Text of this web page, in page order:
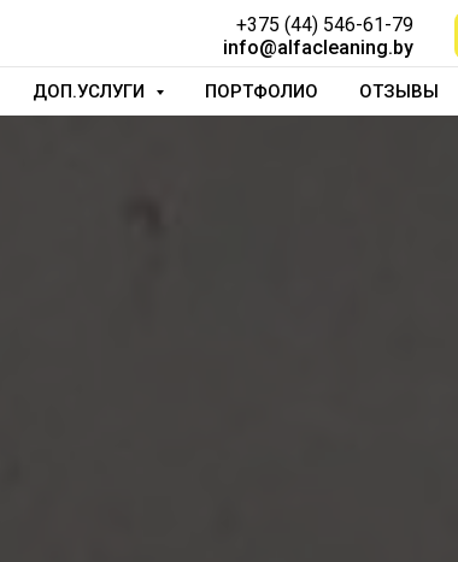
+375 (44) 546-61-79
info@alfacleaning.by
ДОП.УСЛУГИ ПОРТФОЛИО ОТЗЫВЫ